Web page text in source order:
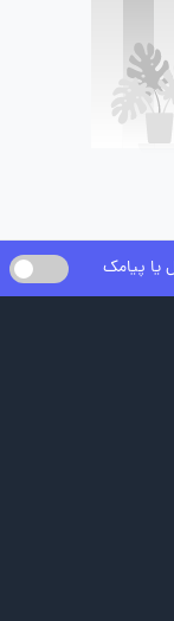
یا پیامک